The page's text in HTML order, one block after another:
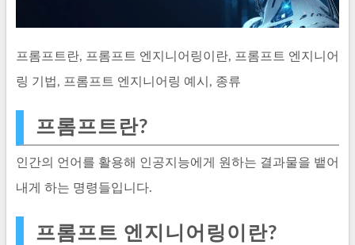
프롬프트란, 프롬프트 엔지니어링이란, 프롬프트 엔지니어
링 기법, 프롬프트 엔지니어링 예시, 종류
프롬프트란?
인간의 언어를 활용해 인공지능에게 원하는 결과물을 뱉어
내게 하는 명령들입니다.
프롬프트 엔지니어링이란?